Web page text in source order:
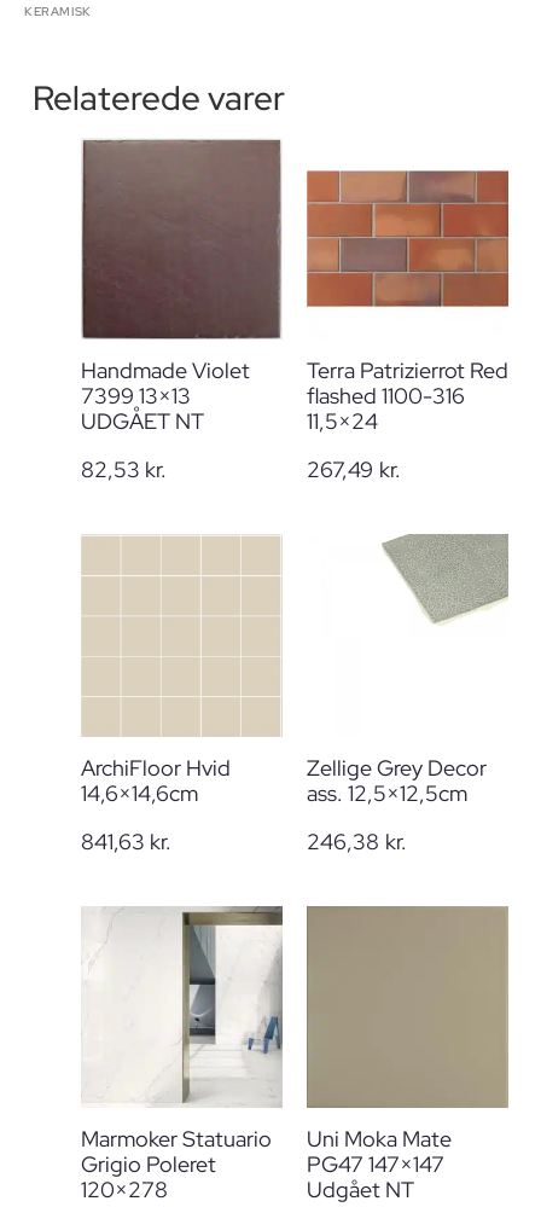
KERAMISK
Relaterede varer
Handmade Violet
7399 13×13
UDGÅET NT
82,53 kr.
Terra Patrizierrot Red
flashed 1100-316
11,5×24
267,49 kr.
ArchiFloor Hvid
14,6×14,6cm
841,63 kr.
Zellige Grey Decor
ass. 12,5×12,5cm
246,38 kr.
Marmoker Statuario
Grigio Poleret
120×278
Uni Moka Mate
PG47 147×147
Udgået NT